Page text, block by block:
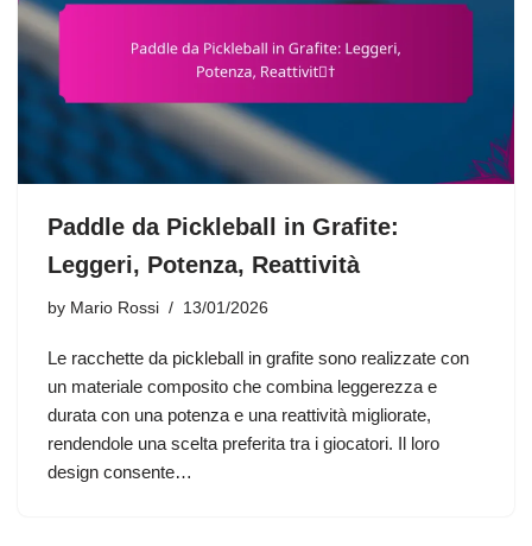
Paddle da Pickleball in Grafite:
Leggeri, Potenza, Reattività
by Mario Rossi 13/01/2026
Le racchette da pickleball in grafite sono realizzate con
un materiale composito che combina leggerezza e
durata con una potenza e una reattività migliorate,
rendendole una scelta preferita tra i giocatori. Il loro
design consente…